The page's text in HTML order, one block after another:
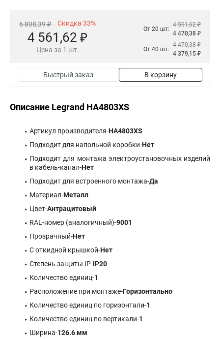
6 808,39 ₽ Скидка 33%
4 561,62 ₽
Цена за 1 шт.
От 20 шт:
4 561,62 ₽
4 470,38 ₽
От 40 шт:
4 470,38 ₽
4 379,15 ₽
Быстрый заказ В корзину
Описание Legrand HA4803XS
Артикул производителя-HA4803XS
Подходит для напольной коробки-Нет
Подходит для монтажа электроустановочных изделий
в кабель-канал-Нет
Подходит для встроенного монтажа-Да
Материал-Металл
Цвет-Антрацитовый
RAL-номер (аналогичный)-9001
Прозрачный-Нет
С откидной крышкой-Нет
Степень защиты IP-IP20
Количество единиц-1
Расположение при монтаже-Горизонтально
Количество единиц по горизонтали-1
Количество единиц по вертикали-1
Ширина-126.6 мм